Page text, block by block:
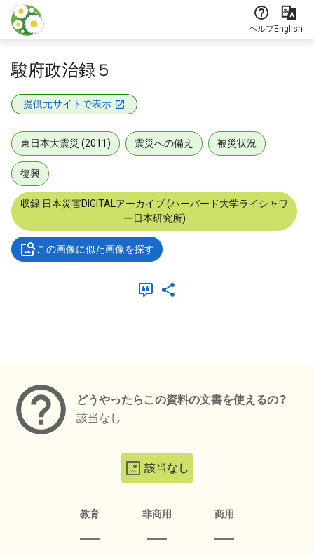
本文に飛ぶ
ヘルプEnglish
駿府政治録５
提供元サイトで表示
東日本大震災 (2011) 震災への備え 被災状況
復興
収録:日本災害DIGITALアーカイブ (ハーバード大学ライシャワ
ー日本研究所)
この画像に似た画像を探す
どうやったらこの資料の文書を使えるの？
該当なし
該当なし
教育 非商用 商用